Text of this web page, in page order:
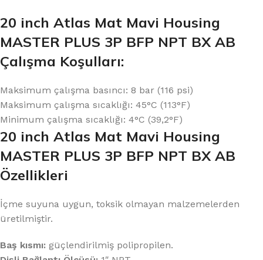
20 inch Atlas Mat Mavi Housing
MASTER PLUS 3P BFP NPT BX AB
Çalışma Koşulları:
Maksimum çalışma basıncı: 8 bar (116 psi)
Maksimum çalışma sıcaklığı: 45°C (113°F)
Minimum çalışma sıcaklığı: 4°C (39,2°F)
20 inch Atlas Mat Mavi Housing
MASTER PLUS 3P BFP NPT BX AB
Özellikleri
İçme suyuna uygun, toksik olmayan malzemelerden
üretilmiştir.
Baş kısmı: güçlendirilmiş polipropilen.